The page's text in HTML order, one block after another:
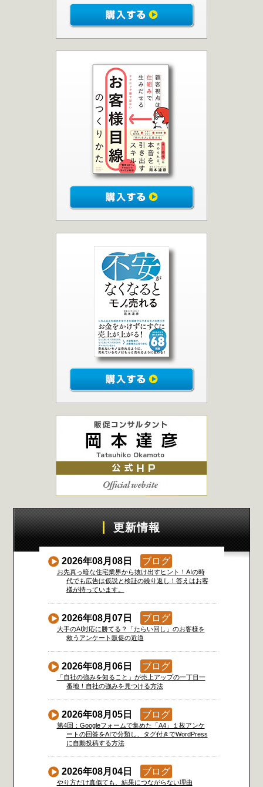
更新情報
2026年08月08日 ブログ
お先真っ暗な住宅業界から抜け出すヒント！AIの時
代でも広告は仮説と検証の繰り返し！答えはお客
様が持っています。
2026年08月07日 ブログ
大手のAI対応に勝てる？「たらい回し」のお客様を
救うアンケート販促の近道
2026年08月06日 ブログ
「自社の強みを知ること」が売上アップの一丁目一
番地！自社の強みを見つける方法
2026年08月05日 ブログ
第4回：Googleフォームで集めた「A4」１枚アンケ
ートの回答をAIで分類し、タグ付きでWordPress
に自動投稿する方法
2026年08月04日 ブログ
やり方だけ真似ても、結果につながらない理由